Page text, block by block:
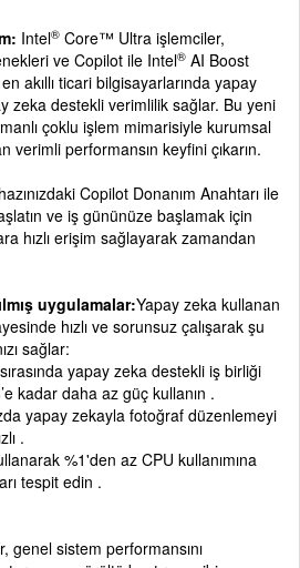
Intel® Core™ Ultra işlemciler,
ve Copilot ile Intel® AI Boost
akıllı ticari bilgisayarlarında yapay
zeka destekli verimlilik sağlar. Bu yeni
çoklu işlem mimarisiyle kurumsal
verimli performansın keyfini çıkarın.
Copilot Donanım Anahtarı ile
ve iş gününüze başlamak için
hızlı erişim sağlayarak zamandan
uygulamalar:Yapay zeka kullanan
hızlı ve sorunsuz çalışarak şu
sağlar:
yapay zeka destekli iş birliği
kadar daha az güç kullanın .
yapay zekayla fotoğraf düzenlemeyi
.
%1'den az CPU kullanımına
tespit edin .
genel sistem performansını